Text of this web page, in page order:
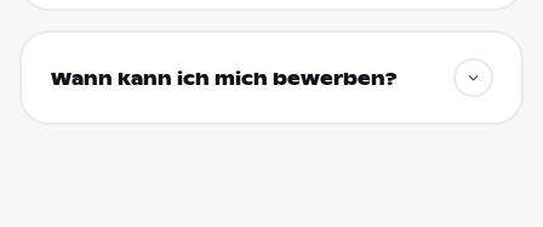
Wann kann ich mich bewerben?